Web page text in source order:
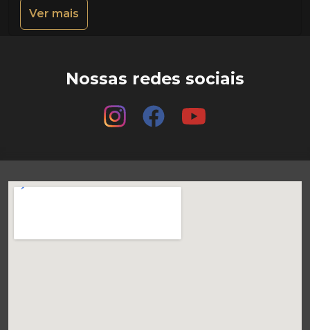
Ver mais
Nossas redes sociais